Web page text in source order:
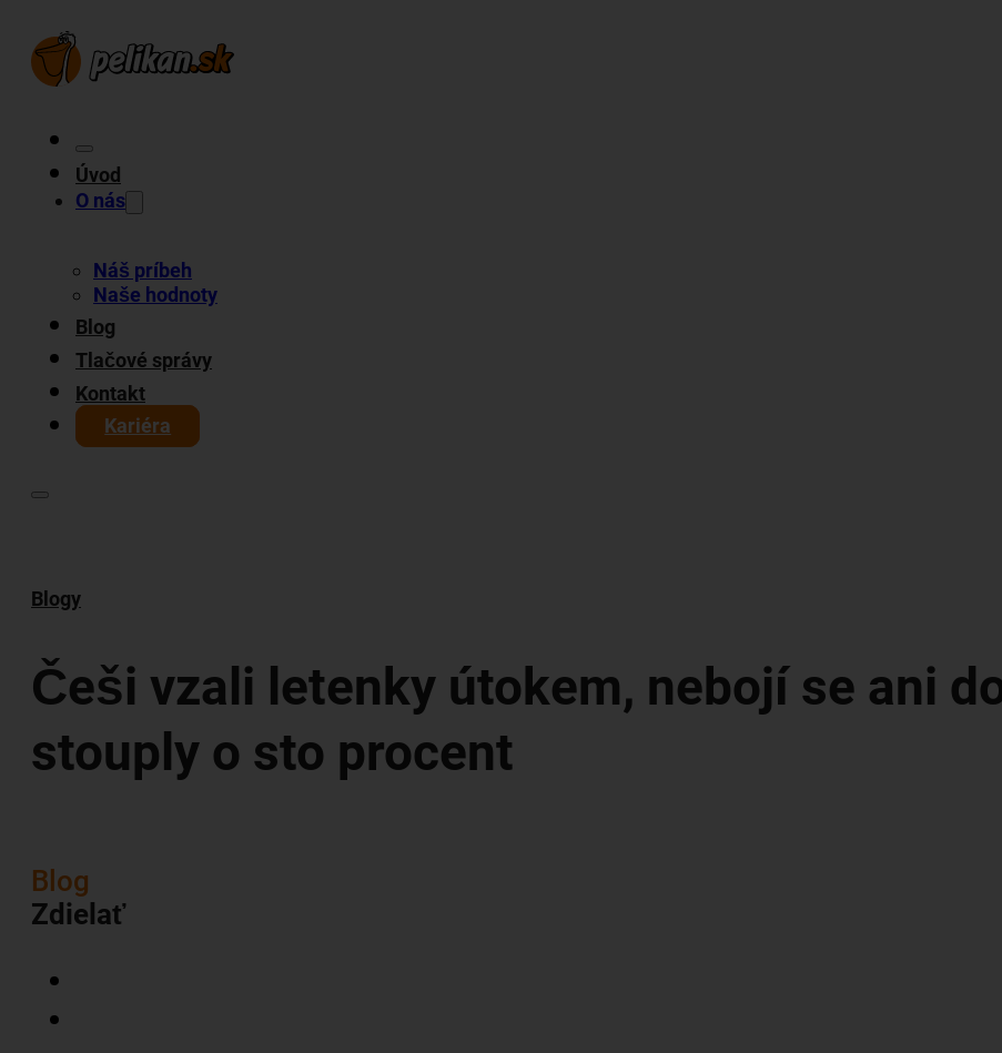
Úvod
O nás
Náš príbeh
Naše hodnoty
Blog
Tlačové správy
Kontakt
Kariéra
Blogy
Češi vzali letenky útokem, nebojí se ani
stouply o sto procent
Blog
Zdielať